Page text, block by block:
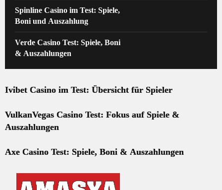
Spinline Casino im Test: Spiele,
Boni und Auszahlung
Verde Casino Test: Spiele, Boni
& Auszahlungen
Ivibet Casino im Test: Übersicht für Spieler
VulkanVegas Casino Test: Fokus auf Spiele &
Auszahlungen
Axe Casino Test: Spiele, Boni & Auszahlungen